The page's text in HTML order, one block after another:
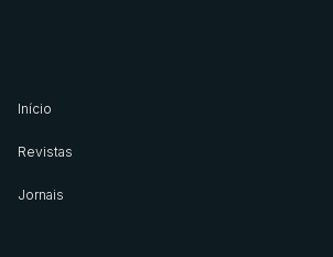
Início
Revistas
Jornais